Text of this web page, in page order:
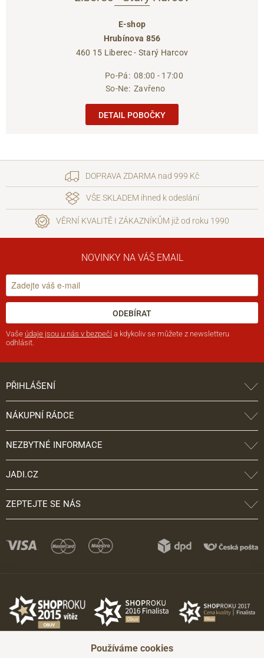
E-shop
Hrubínova 856
460 15 Liberec - Starý Harcov
Po-Pá: 08:00 - 17:00
So-Ne: Zavřeno
DETAIL POBOČKY
DOPRAVA ZDARMA nad 999 Kč
VŠE SKLADEM ihned k odeslání
VĚRNÍ KVALITĚ I ZÁKAZNÍKŮM již od roku 1990
NOVINKY NA VÁŠ EMAIL
ODEBÍRAT
Vaše údaje jsou u nás v bezpečí a kdykoliv se můžete z newsletteru
odhlásit.
PŘIHLÁŠENÍ
NÁKUPNÍ RÁDCE
NEZBYTNÉ INFORMACE
JADI.CZ
ZEPTEJTE SE NÁS
Používáme cookies